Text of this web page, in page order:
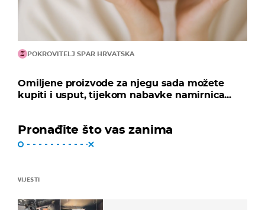
POKROVITELJ SPAR HRVATSKA
Omiljene proizvode za njegu sada možete
kupiti i usput, tijekom nabavke namirnica...
Pronađite što vas zanima
VIJESTI